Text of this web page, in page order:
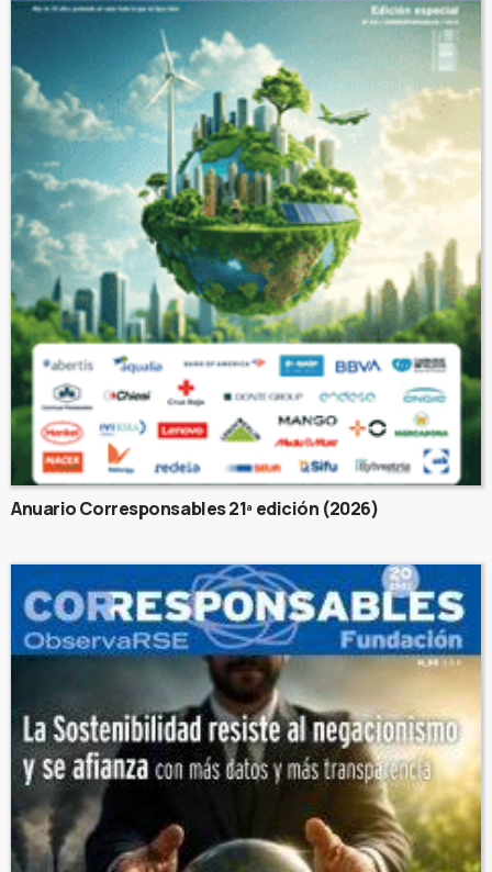
Anuario Corresponsables 21ª edición (2026)